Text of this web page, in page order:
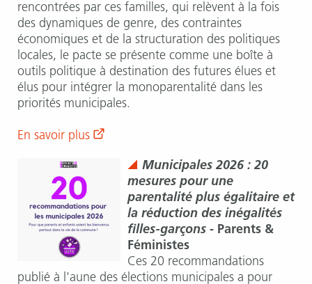
rencontrées par ces familles, qui relèvent à la fois
des dynamiques de genre, des contraintes
économiques et de la structuration des politiques
locales, le pacte se présente comme une boîte à
outils politique à destination des futures élues et
élus pour intégrer la monoparentalité dans les
priorités municipales.
En savoir plus
Municipales 2026 : 20
mesures pour une
parentalité plus égalitaire et
la réduction des inégalités
filles-garçons - Parents &
Féministes
Ces 20 recommandations
publié à l'aune des élections municipales a pour